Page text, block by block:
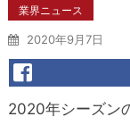
業界ニュース
2020年9月7日
2020年シーズン